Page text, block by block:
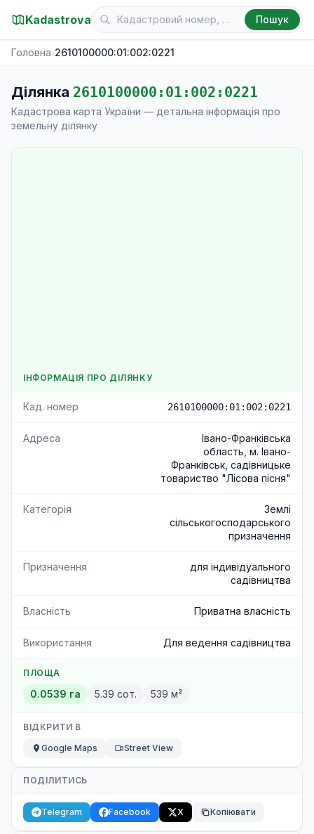
Kadastrova Пошук
Головна›2610100000:01:002:0221
Ділянка 2610100000:01:002:0221
Кадастрова карта України — детальна інформація про
земельну ділянку
ІНФОРМАЦІЯ ПРО ДІЛЯНКУ
Кад. номер 2610100000:01:002:0221
Адреса
Івано-Франківська
область, м. Івано-
Франківськ, садівницьке
товариство "Лісова пісня"
Категорія
Землі
сільськогосподарського
призначення
Призначення
для індивідуального
садівництва
Власність Приватна власність
Використання Для ведення садівництва
ПЛОЩА
0.0539 га 5.39 сот. 539 м²
ВІДКРИТИ В
Google Maps
Street View
ПОДІЛИТИСЬ
Telegram Facebook X Копіювати